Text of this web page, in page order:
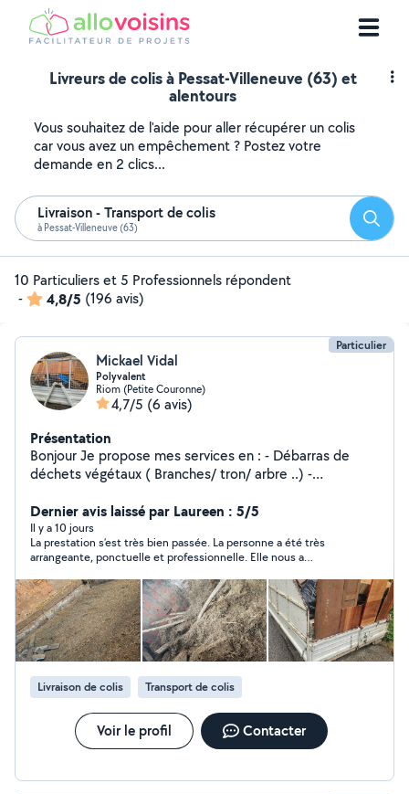
Livreurs de colis à Pessat-Villeneuve (63) et
alentours
Vous souhaitez de l'aide pour aller récupérer un colis
car vous avez un empêchement ? Postez votre
demande en 2 clics...
Livraison - Transport de colis
à Pessat-Villeneuve (63)
10 Particuliers et 5 Professionnels répondent
-
4,8/5 (196 avis)
Particulier
Mickael Vidal
Polyvalent
Riom (Petite Couronne)
4,7/5 (6 avis)
Présentation
Bonjour Je propose mes services en : - Débarras de
déchets végétaux ( Branches/ tron/ arbre ..) -
Ferraille / épaves ou autres - Evacuation de meubles etc
.. - Evacuation de placo / carrelage/ carton etc - Vide
grenier/ Vide maison - Livraison de matériel - J'effectue
aussi les voyages en decheterie ou en carrières
Débarras/ Evacuation/Espaces vert / Maçonnerie /
Démolition
Dernier avis laissé par Laureen : 5/5
Il y a 10 jours
La prestation s’est très bien passée. La personne a été très
arrangeante, ponctuelle et professionnelle. Elle nous a
supplémentaires, ce qui nous a beaucoup aidés. Le travail a été
réalisé avec sérieux et dans la bonne humeur. Nous
recommandons vivement ses services et le remercions encore
pour son aide !
Livraison de colis Transport de colis
Voir le profil Contacter